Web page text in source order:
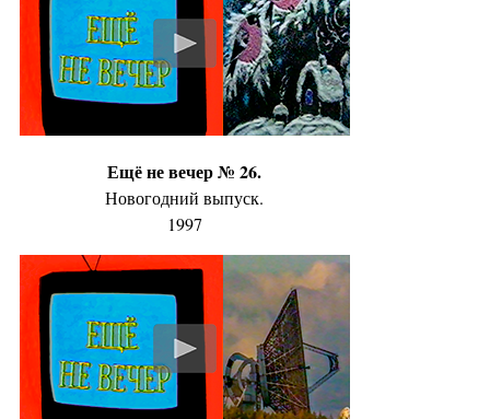
Ещё не вечер № 26.
Новогодний выпуск.
1997